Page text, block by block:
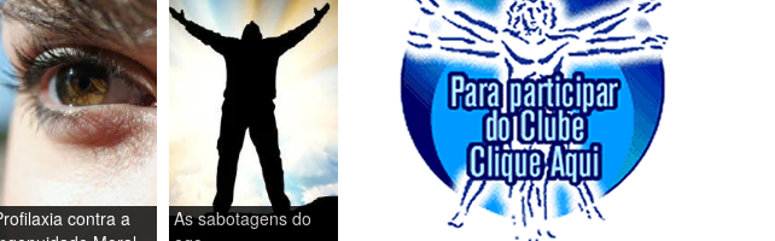
contra a
As sabotagens do